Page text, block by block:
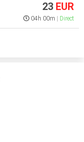
23 EUR
04h 00m Direct